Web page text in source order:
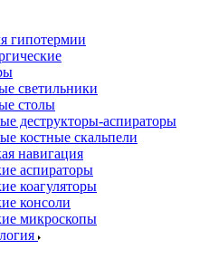
гипотермии
светильники
столы
деструкторы-аспираторы
костные скальпели
навигация
аспираторы
коагуляторы
консоли
микроскопы